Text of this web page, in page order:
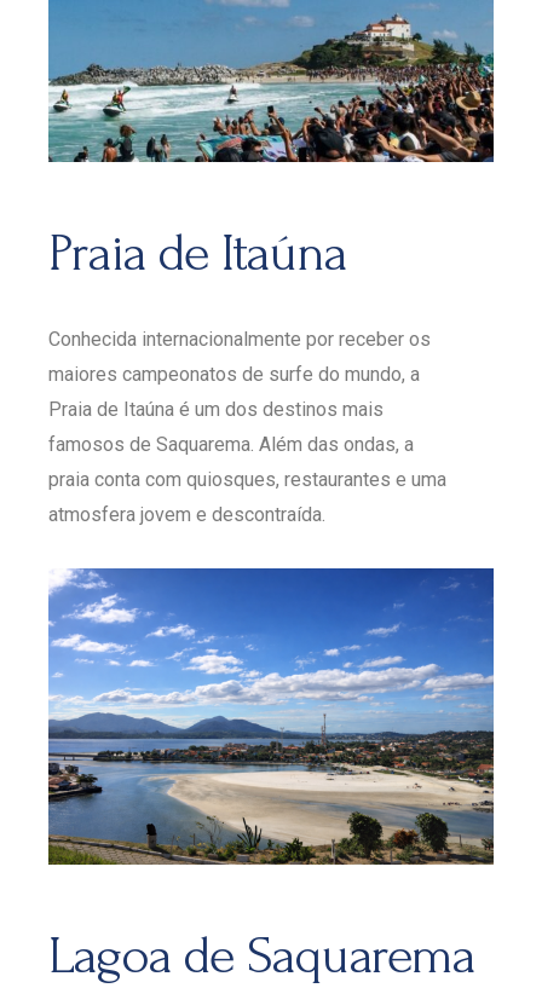
Praia de Itaúna
Conhecida internacionalmente por receber os
maiores campeonatos de surfe do mundo, a
Praia de Itaúna é um dos destinos mais
famosos de Saquarema. Além das ondas, a
praia conta com quiosques, restaurantes e uma
atmosfera jovem e descontraída.
Lagoa de Saquarema